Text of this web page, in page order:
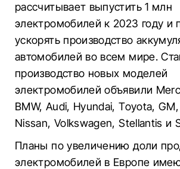
рассчитывает выпустить 1 млн
электромобилей к 2023 году и
ускорять производство
автомобилей во всем мире.
производство новых моделей
электромобилей объявили
BMW, Audi, Hyundai, Toyota,
Nissan, Volkswagen, Stellantis и
Планы по увеличению доли
электромобилей в Европе